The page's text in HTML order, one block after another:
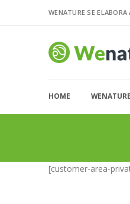
WENATURE SE
HOME WENATURE
[customer-area-